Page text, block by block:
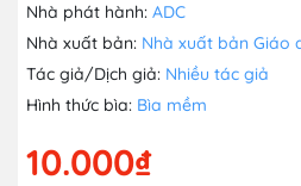
Nhà phát hành: ADC
Nhà xuất bản: Nhà xuất bản Giáo
Tác giả/Dịch giả: Nhiều tác giả
Hình thức bìa: Bìa mềm
10.000₫